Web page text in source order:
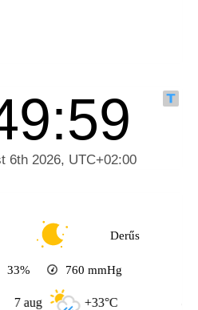
Derűs
33% 760 mmHg
+33°C 8 aug